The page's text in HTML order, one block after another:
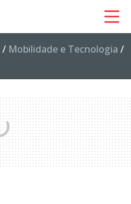
/ Mobilidade e Tecnologia /